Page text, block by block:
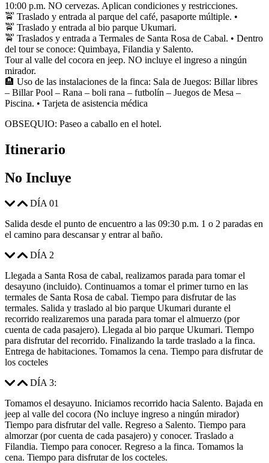
10:00 p.m. NO cervezas. Aplican condiciones y restricciones.
🚖 Traslado y entrada al parque del café, pasaporte múltiple. •
🚖 Traslado y entrada al bio parque Ukumari.
🚖 Traslados y entrada a Termales de Santa Rosa de Cabal. • Dentro
del tour se conoce: Quimbaya, Filandia y Salento.
Tour al valle del cocora en jeep. NO incluye el ingreso a ningún
mirador.
🏨 Uso de las instalaciones de la finca: Sala de Juegos: Billar libres
– Billar Pool – Rana – boli rana – futbolín – Juegos de Mesa –
Piscina. • Tarjeta de asistencia médica
OBSEQUIO: Paseo a caballo en el hotel.
Itinerario
No Incluye
DÍA 01
Salida desde el punto de encuentro a las 09:30 p.m. 1 o 2 paradas en
el camino para descansar y entrar al baño.
DÍA 2
Llegada a Santa Rosa de cabal, realizamos parada para tomar el
desayuno (incluido). Continuamos a tomar el primer turno en las
termales de Santa Rosa de cabal. Tiempo para disfrutar de las
termales. Salida y traslado al bio parque Ukumari durante el
recorrido realizaremos una parada para tomar el almuerzo (por
cuenta de cada pasajero). Llegada al bio parque Ukumari. Tiempo
para disfrutar del recorrido. Finalizando la tarde traslado a la finca.
Entrega de habitaciones. Tomamos la cena. Tiempo para disfrutar de
los cocteles
DÍA 3:
Tomamos el desayuno. Iniciamos recorrido hacia Salento. Bajada en
jeep al valle del cocora (No incluye ingreso a ningún mirador)
Tiempo para disfrutar del valle. Regreso a Salento. Tiempo para
almorzar (por cuenta de cada pasajero) y conocer. Traslado a
Filandia. Tiempo para conocer. Regreso a la finca. Tomamos la
cena. Tiempo para disfrutar de los cocteles.